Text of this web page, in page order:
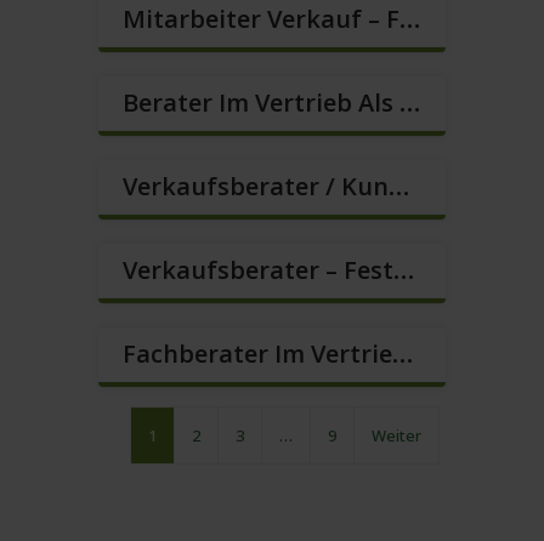
Mitarbeiter Verkauf – Festanstellung (m/w/d)
Berater Im Vertrieb Als Sofortanstellung (m/w/d)
Verkaufsberater / Kundenberater (m/w/d)
Verkaufsberater – Festanstellung (m/w/d)
Fachberater Im Vertrieb Gesucht (Festanstellung) (m/w/d)
1 2 3 … 9 Weiter